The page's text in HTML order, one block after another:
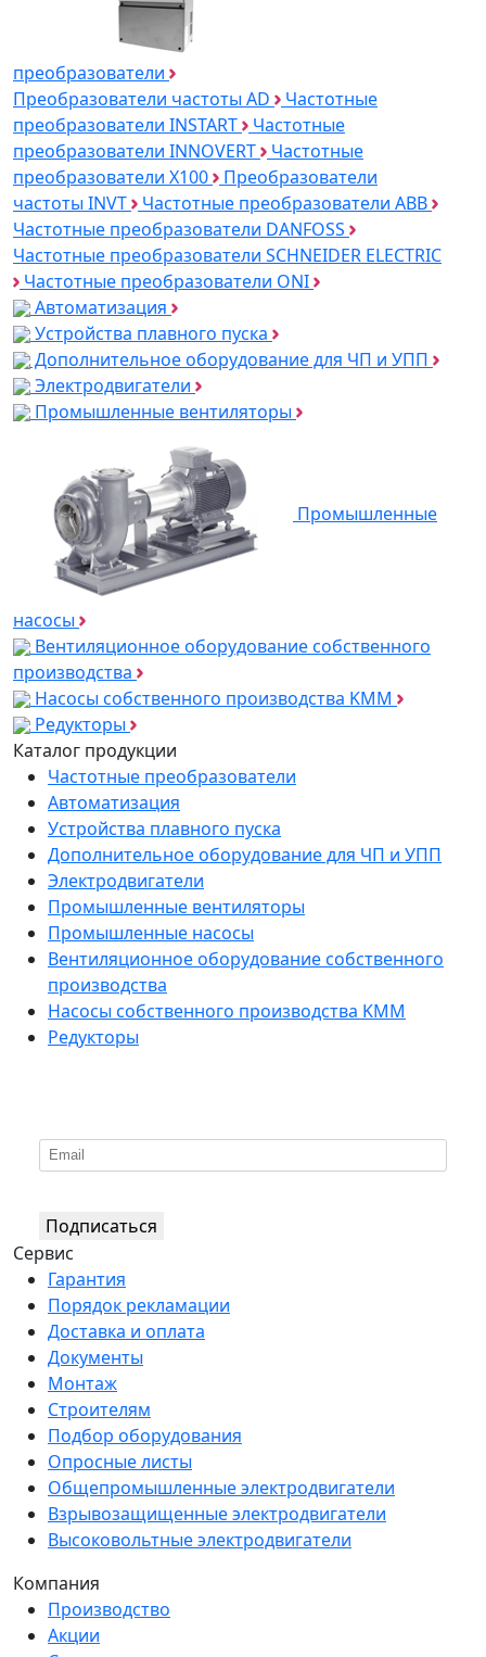
преобразователи
Преобразователи частоты AD
Частотные
преобразователи INSTART
Частотные
преобразователи INNOVERT
Частотные
преобразователи Х100
Преобразователи
частоты INVT
Частотные преобразователи ABB
Частотные преобразователи DANFOSS
Частотные преобразователи SCHNEIDER ELECTRIC
Частотные преобразователи ONI
Автоматизация
Устройства плавного пуска
Дополнительное оборудование для ЧП и УПП
Электродвигатели
Промышленные вентиляторы
Промышленные
насосы
Вентиляционное оборудование собственного
производства
Насосы собственного производства KMM
Редукторы
Каталог продукции
Частотные преобразователи
Автоматизация
Устройства плавного пуска
Дополнительное оборудование для ЧП и УПП
Электродвигатели
Промышленные вентиляторы
Промышленные насосы
Вентиляционное оборудование собственного
производства
Насосы собственного производства KMM
Редукторы
Подписаться
Сервис
Гарантия
Порядок рекламации
Доставка и оплата
Документы
Монтаж
Строителям
Подбор оборудования
Опросные листы
Общепромышленные электродвигатели
Взрывозащищенные электродвигатели
Высоковольтные электродвигатели
Компания
Производство
Акции